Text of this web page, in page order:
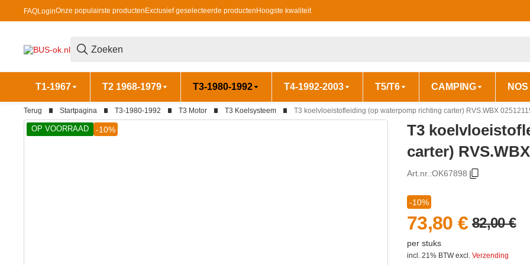
FAQLoginOnze populairste producten Exclusief geselecteerde producten Hoogste kwaliteit
T1-1967 T2 1968-1979 T3-1980-1992 T4-1992-2003 T5/T6 CAMPING NOS
Terug Startpagina T3-1980-1992 T3 Motor T3 Koelsysteem T3 koelvloeistofleiding (op waterpomp richting carter) RVS.WBX
OP VOORRAAD -10%
T3
carter)
Art.nr.:OK67898
-10%
73,80 € 82,00 €
per stuks
incl. 21% BTWexcl. Verzending